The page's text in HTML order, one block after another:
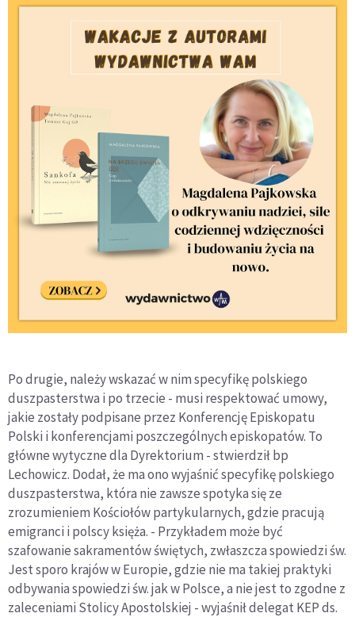
Po drugie, należy wskazać w nim specyfikę polskiego
duszpasterstwa i po trzecie - musi respektować umowy,
jakie zostały podpisane przez Konferencję Episkopatu
Polski i konferencjami poszczególnych episkopatów. To
główne wytyczne dla Dyrektorium - stwierdził bp
Lechowicz. Dodał, że ma ono wyjaśnić specyfikę polskiego
duszpasterstwa, która nie zawsze spotyka się ze
zrozumieniem Kościołów partykularnych, gdzie pracują
emigranci i polscy księża. - Przykładem może być
szafowanie sakramentów świętych, zwłaszcza spowiedzi św.
Jest sporo krajów w Europie, gdzie nie ma takiej praktyki
odbywania spowiedzi św. jak w Polsce, a nie jest to zgodne z
zaleceniami Stolicy Apostolskiej - wyjaśnił delegat KEP ds.